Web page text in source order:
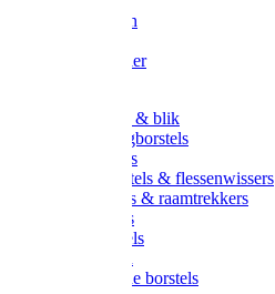
Afdekfoliën
Schuurpapier
Handveger & blik
Voetenveegborstels
Handvegers
Afwasborstels & flessenwissers
Wasborstels & raamtrekkers
Tonborstels
Werkborstels
Hygienische borstels